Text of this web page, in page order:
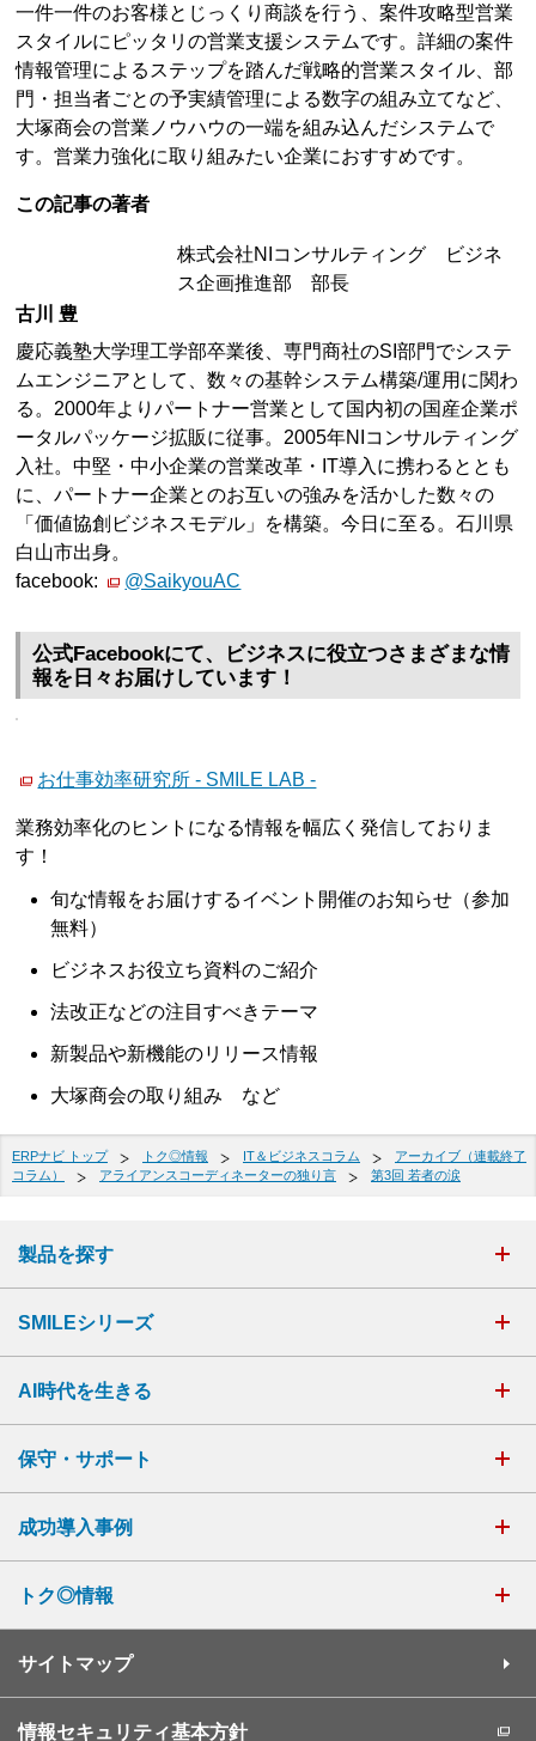
一件一件のお客様とじっくり商談を行う、案件攻略型営業
スタイルにピッタリの営業支援システムです。詳細の案件
情報管理によるステップを踏んだ戦略的営業スタイル、部
門・担当者ごとの予実績管理による数字の組み立てなど、
大塚商会の営業ノウハウの一端を組み込んだシステムで
す。営業力強化に取り組みたい企業におすすめです。
この記事の著者
株式会社NIコンサルティング ビジネ
ス企画推進部 部長
古川 豊
慶応義塾大学理工学部卒業後、専門商社のSI部門でシステ
ムエンジニアとして、数々の基幹システム構築/運用に関わ
る。2000年よりパートナー営業として国内初の国産企業ポ
ータルパッケージ拡販に従事。2005年NIコンサルティング
入社。中堅・中小企業の営業改革・IT導入に携わるととも
に、パートナー企業とのお互いの強みを活かした数々の
「価値協創ビジネスモデル」を構築。今日に至る。石川県
白山市出身。
facebook:
@SaikyouAC
公式Facebookにて、ビジネスに役立つさまざまな情
報を日々お届けしています！
お仕事効率研究所 - SMILE LAB -
業務効率化のヒントになる情報を幅広く発信しておりま
す！
旬な情報をお届けするイベント開催のお知らせ（参加
無料）
ビジネスお役立ち資料のご紹介
法改正などの注目すべきテーマ
新製品や新機能のリリース情報
大塚商会の取り組み など
ERPナビ トップ トク◎情報 IT＆ビジネスコラム
アーカイブ（連載終了
コラム）
アライアンスコーディネーターの独り言 第3回 若者の涙
製品を探す
SMILEシリーズ
AI時代を生きる
保守・サポート
成功導入事例
トク◎情報
サイトマップ
情報セキュリティ基本方針